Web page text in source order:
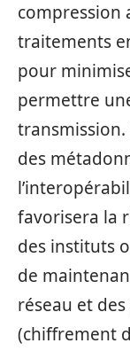
compression
traitements
pour
permettre
transmission.
des
favorisera la
des instituts
de
réseau et
(chiffrement